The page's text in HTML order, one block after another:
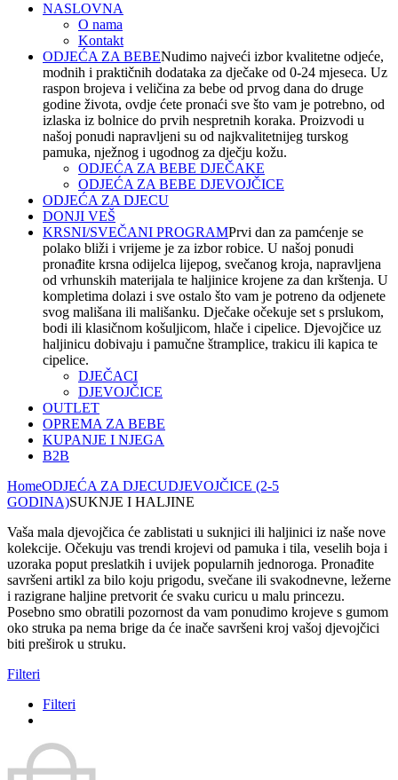
NASLOVNA
O nama
Kontakt
ODJEĆA ZA BEBENudimo najveći izbor kvalitetne odjeće,
modnih i praktičnih dodataka za dječake od 0-24 mjeseca. Uz
raspon brojeva i veličina za bebe od prvog dana do druge
godine života, ovdje ćete pronaći sve što vam je potrebno, od
izlaska iz bolnice do prvih nespretnih koraka. Proizvodi u
našoj ponudi napravljeni su od najkvalitetnijeg turskog
pamuka, nježnog i ugodnog za dječju kožu.
ODJEĆA ZA BEBE DJEČAKE
ODJEĆA ZA BEBE DJEVOJČICE
ODJEĆA ZA DJECU
DONJI VEŠ
KRSNI/SVEČANI PROGRAMPrvi dan za pamćenje se
polako bliži i vrijeme je za izbor robice. U našoj ponudi
pronađite krsna odijelca lijepog, svečanog kroja, napravljena
od vrhunskih materijala te haljinice krojene za dan krštenja. U
kompletima dolazi i sve ostalo što vam je potreno da odjenete
svog mališana ili mališanku. Dječake očekuje set s prslukom,
bodi ili klasičnom košuljicom, hlače i cipelice. Djevojčice uz
haljinicu dobivaju i pamučne štramplice, trakicu ili kapica te
cipelice.
DJEČACI
DJEVOJČICE
OUTLET
OPREMA ZA BEBE
KUPANJE I NJEGA
B2B
HomeODJEĆA ZA DJECUDJEVOJČICE (2-5
GODINA)SUKNJE I HALJINE
Vaša mala djevojčica će zablistati u suknjici ili haljinici iz naše nove
kolekcije. Očekuju vas trendi krojevi od pamuka i tila, veselih boja i
uzoraka poput preslatkih i uvijek popularnih jednoroga. Pronađite
savršeni artikl za bilo koju prigodu, svečane ili svakodnevne, ležerne
i razigrane haljine pretvorit će svaku curicu u malu princezu.
Posebno smo obratili pozornost da vam ponudimo krojeve s gumom
oko struka pa nema brige da će inače savršeni kroj vašoj djevojčici
biti preširok u struku.
Filteri
Filteri